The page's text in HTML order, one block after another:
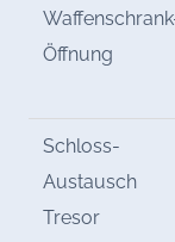
Öffnung
Schloss-
Austausch
Tresor